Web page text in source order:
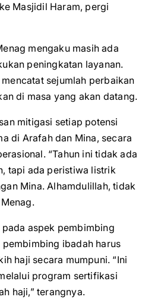
Masjidil Haram, pergi
mengaku masih ada
peningkatan layanan.
sejumlah perbaikan
di masa yang akan datang.
mitigasi setiap potensi
di Arafah dan Mina, secara
“Tahun ini tidak ada
tapi ada peristiwa listrik
Mina. Alhamdulillah, tidak
aspek pembimbing
pembimbing ibadah harus
haji secara mumpuni. “Ini
program sertifikasi
haji,” terangnya.